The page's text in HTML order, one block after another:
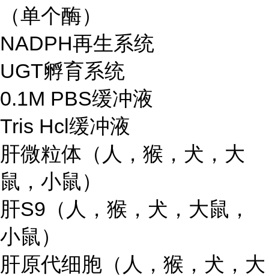
（单个酶）
NADPH再生系统
UGT孵育系统
0.1M PBS缓冲液
Tris Hcl缓冲液
肝微粒体（人，猴，犬，大
鼠，小鼠）
肝S9（人，猴，犬，大鼠，
小鼠）
肝原代细胞（人，猴，犬，大